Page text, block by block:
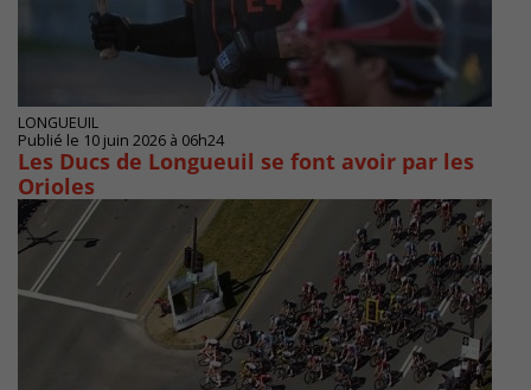
LONGUEUIL
Publié le 10 juin 2026 à 06h24
Les Ducs de Longueuil se font avoir par les
Orioles